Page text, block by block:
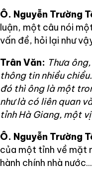
Ô. Nguyễn Trường
luận, một câu nói
vấn đề, hỏi lại như
Trân Văn: Thưa
thông tin nhiều
đó thì ông là một
như là có liên quan
tỉnh Hà Giang, một
Ô. Nguyễn Trường
của một tỉnh về mặt
hành chính nhà nước...